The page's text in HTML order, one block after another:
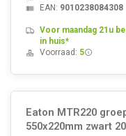
EAN: 9010238084308
Voor maandag 21u
in huis*
Voorraad: 5
Eaton MTR220
550x220mm zwart